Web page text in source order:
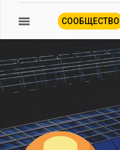
СООБЩЕСТВО